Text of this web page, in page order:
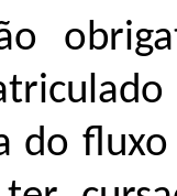
do